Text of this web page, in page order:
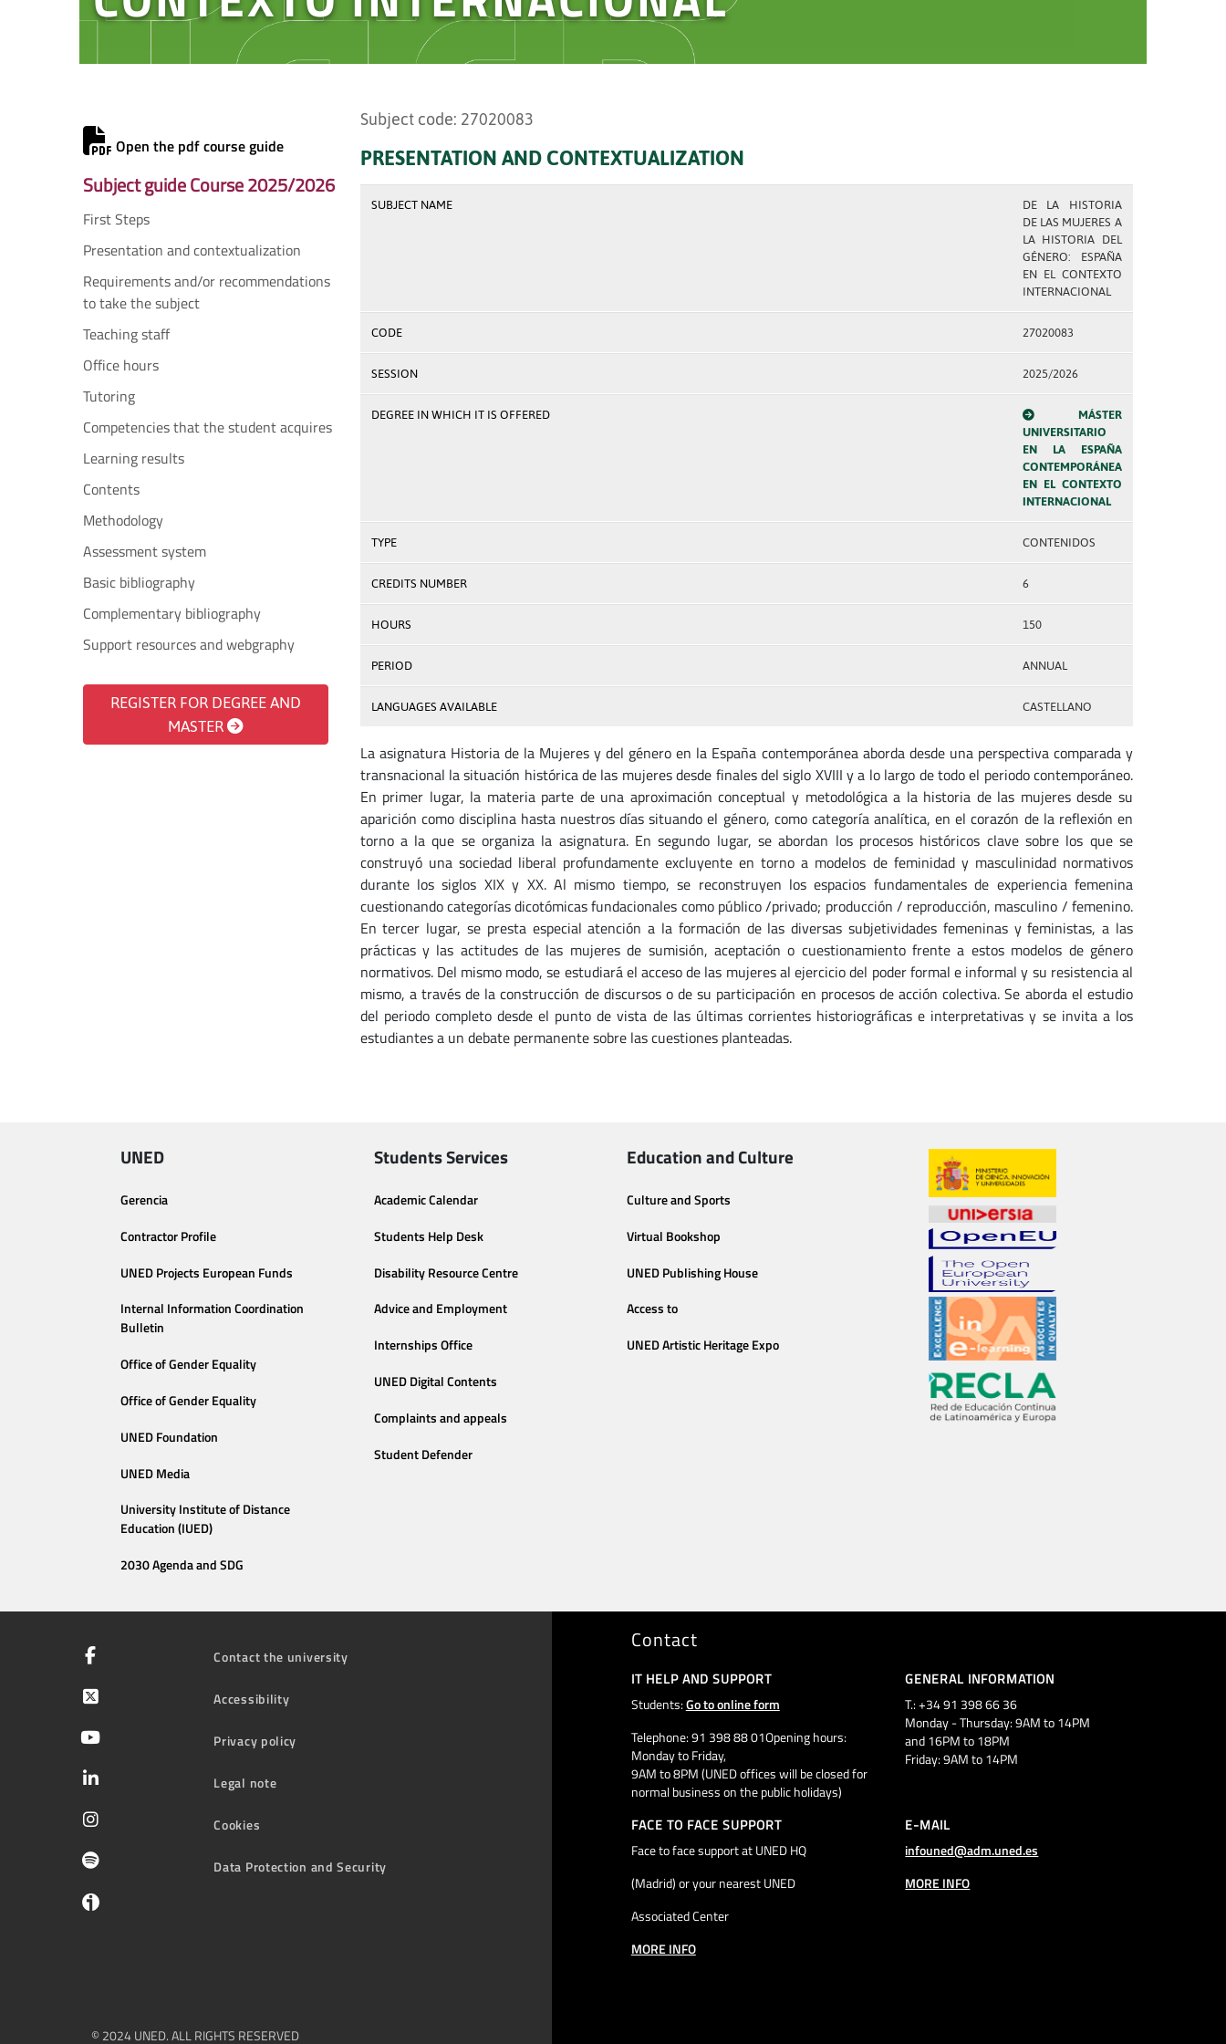
Open the pdf course guide
Subject guide Course 2025/2026
First Steps
Presentation and contextualization
Requirements and/or recommendations
to take the subject
Teaching staff
Office hours
Tutoring
Competencies that the student acquires
Learning results
Contents
Methodology
Assessment system
Basic bibliography
Complementary bibliography
Support resources and webgraphy
REGISTER FOR DEGREE AND
MASTER
Subject code: 27020083
PRESENTATION AND CONTEXTUALIZATION
SUBJECT NAME
DE LA HISTORIA
DE LAS MUJERES A
LA HISTORIA DEL
GÉNERO: ESPAÑA
EN EL CONTEXTO
INTERNACIONAL
CODE 27020083
SESSION 2025/2026
DEGREE IN WHICH IT IS OFFERED
MÁSTER
UNIVERSITARIO
EN LA ESPAÑA
CONTEMPORÁNEA
EN EL CONTEXTO
INTERNACIONAL
TYPE CONTENIDOS
CREDITS NUMBER 6
HOURS 150
PERIOD ANNUAL
LANGUAGES AVAILABLE CASTELLANO
La asignatura Historia de la Mujeres y del género en la España contemporánea aborda desde una perspectiva comparada y
transnacional la situación histórica de las mujeres desde finales del siglo XVIII y a lo largo de todo el periodo contemporáneo.
En primer lugar, la materia parte de una aproximación conceptual y metodológica a la historia de las mujeres desde su
aparición como disciplina hasta nuestros días situando el género, como categoría analítica, en el corazón de la reflexión en
torno a la que se organiza la asignatura. En segundo lugar, se abordan los procesos históricos clave sobre los que se
construyó una sociedad liberal profundamente excluyente en torno a modelos de feminidad y masculinidad normativos
durante los siglos XIX y XX. Al mismo tiempo, se reconstruyen los espacios fundamentales de experiencia femenina
cuestionando categorías dicotómicas fundacionales como público /privado; producción / reproducción, masculino / femenino.
En tercer lugar, se presta especial atención a la formación de las diversas subjetividades femeninas y feministas, a las
prácticas y las actitudes de las mujeres de sumisión, aceptación o cuestionamiento frente a estos modelos de género
normativos. Del mismo modo, se estudiará el acceso de las mujeres al ejercicio del poder formal e informal y su resistencia al
mismo, a través de la construcción de discursos o de su participación en procesos de acción colectiva. Se aborda el estudio
del periodo completo desde el punto de vista de las últimas corrientes historiográficas e interpretativas y se invita a los
estudiantes a un debate permanente sobre las cuestiones planteadas.
UNED
Gerencia
Contractor Profile
UNED Projects European Funds
Internal Information Coordination
Bulletin
Office of Gender Equality
Office of Gender Equality
UNED Foundation
UNED Media
University Institute of Distance
Education (IUED)
2030 Agenda and SDG
Students Services
Academic Calendar
Students Help Desk
Disability Resource Centre
Advice and Employment
Internships Office
UNED Digital Contents
Complaints and appeals
Student Defender
Education and Culture
Culture and Sports
Virtual Bookshop
UNED Publishing House
Access to
UNED Artistic Heritage Expo
Contact the university
Accessibility
Privacy policy
Legal note
Cookies
Data Protection and Security
© 2024 UNED. ALL RIGHTS RESERVED
Contact
IT HELP AND SUPPORT
Students:Go to online form
Telephone: 91 398 88 01Opening hours:
Monday to Friday,
9AM to 8PM (UNED offices will be closed for
normal business on the public holidays)
GENERAL INFORMATION
T.: +34 91 398 66 36
Monday - Thursday: 9AM to 14PM
and 16PM to 18PM
Friday: 9AM to 14PM
FACE TO FACE SUPPORT
Face to face support at UNED HQ
(Madrid) or your nearest UNED
Associated Center
MORE INFO
E-MAIL
infouned@adm.uned.es
MORE INFO